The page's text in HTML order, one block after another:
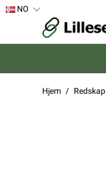
NO
Hjem Redskap